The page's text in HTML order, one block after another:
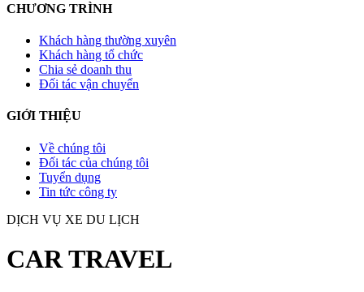
CHƯƠNG TRÌNH
Khách hàng thường xuyên
Khách hàng tổ chức
Chia sẻ doanh thu
Đối tác vận chuyển
GIỚI THIỆU
Về chúng tôi
Đối tác của chúng tôi
Tuyển dụng
Tin tức công ty
DỊCH VỤ XE DU LỊCH
CAR TRAVEL